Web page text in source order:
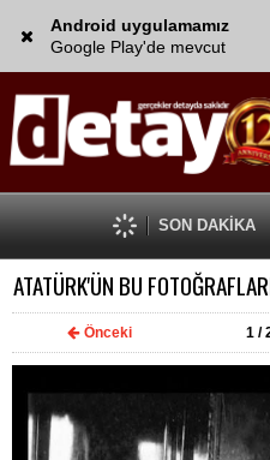
Android uygulamamız
Google Play'de mevcut
SON DAKİKA
ATATÜRK'ÜN BU
Önceki 1 /